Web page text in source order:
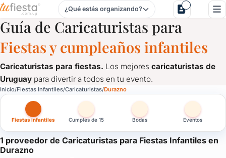
Caricaturistas para Fiestas Infantiles en Durazno
¿Qué estás organizando?
Guía de Caricaturistas para
Fiestas y cumpleaños infantiles
Caricaturistas para fiestas. Los mejores caricaturistas de
Uruguay para divertir a todos en tu evento.
Inicio Fiestas Infantiles Caricaturistas Durazno
Fiestas infantiles Cumples de 15 Bodas Eventos
1 proveedor de Caricaturistas para Fiestas Infantiles en
Durazno
Caricaturistas para Fiestas Infantiles en Durazno
Caricaturistas para fiestas.
Los mejores caricaturistas de